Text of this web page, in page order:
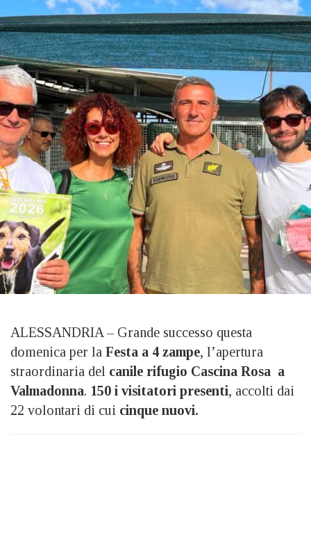
ALESSANDRIA – Grande successo questa
domenica per la Festa a 4 zampe, l’apertura
straordinaria del canile rifugio Cascina Rosa a
Valmadonna. 150 i visitatori presenti, accolti dai
22 volontari di cui cinque nuovi.